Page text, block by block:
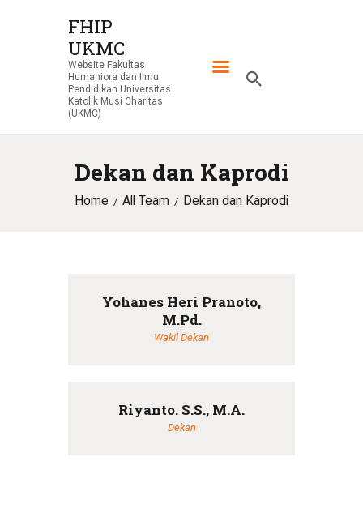
FHIP
UKMC
Website Fakultas
Humaniora dan Ilmu
Pendidikan Universitas
Katolik Musi Charitas
(UKMC)
Dekan dan Kaprodi
Home All Team Dekan dan Kaprodi
FHIP UKMC
Website Fakultas Humaniora dan Ilmu Pendidikan Universitas Katolik
Musi Charitas (UKMC)
HOME
TENTANG
Yohanes Heri Pranoto,
M.Pd.
Wakil Dekan
Riyanto. S.S., M.A.
Dekan